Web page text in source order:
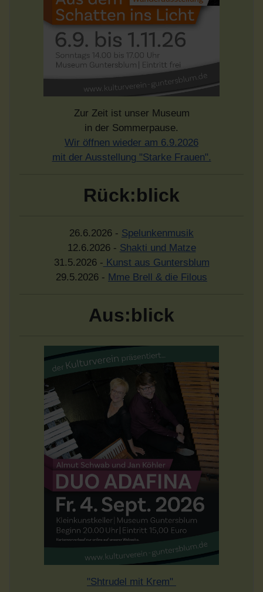
Zur Zeit ist unser Museum
in der Sommerpause.
Wir öffnen wieder am 6.9.2026
mit der Ausstellung "Starke Frauen".
Rück:blick
26.6.2026 - Spelunkenmusik
12.6.2026 - Shakti und Matze
31.5.2026 - Kunst aus Guntersblum
29.5.2026 - Mme Brell & die Filous
Aus:blick
"Shtrudel mit Krem"